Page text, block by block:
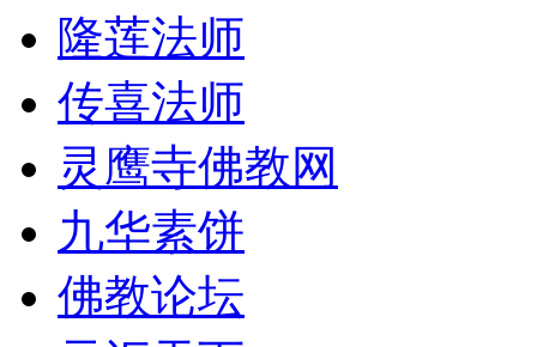
隆莲法师
传喜法师
灵鹰寺佛教网
九华素饼
佛教论坛